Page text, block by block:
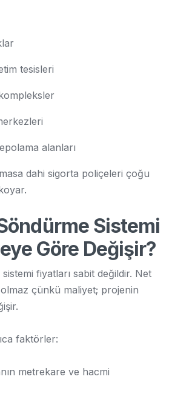
tesisleri
alanları
dahi sigorta poliçeleri çoğu
Sistemi
Göre Değişir?
fiyatları sabit değildir. Net
çünkü maliyet; projenin
faktörler:
metrekare ve hacmi